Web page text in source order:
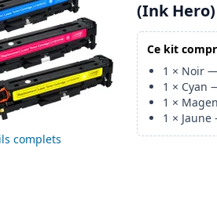
complets
(Ink Hero)
Ce kit
1 × Noir
1 × Cyan
1 ×
1 × Jaune